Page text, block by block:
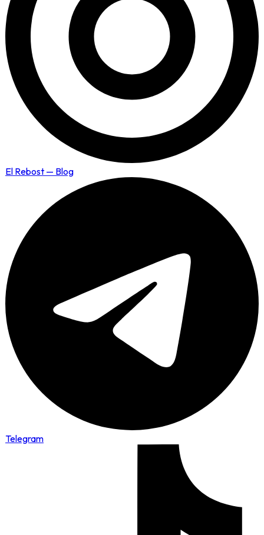
El Rebost — Blog
Telegram